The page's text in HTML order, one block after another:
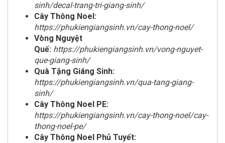
sinh/decal-trang-tri-giang-sinh/
Cây Thông Noel:
https://phukiengiangsinh.vn/cay-thong-noel/
Vòng Nguyệt
Quế: https://phukiengiangsinh.vn/vong-nguyet-
que-giang-sinh/
Quà Tặng Giáng Sinh:
https://phukiengiangsinh.vn/qua-tang-giang-
sinh/
Cây Thông Noel PE:
https://phukiengiangsinh.vn/cay-thong-noel/cay-
thong-noel-pe/
Cây Thông Noel Phủ Tuyết: